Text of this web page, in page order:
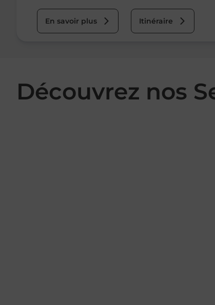
En savoir plus Itinéraire
Découvrez nos